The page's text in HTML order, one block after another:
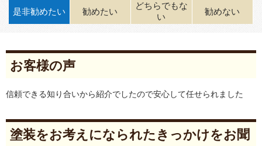
是非勧めたい 勧めたい
どちらでもな
い
勧めない
お客様の声
信頼できる知り合いから紹介でしたので安心して任せられました
塗装をお考えになられたきっかけをお聞